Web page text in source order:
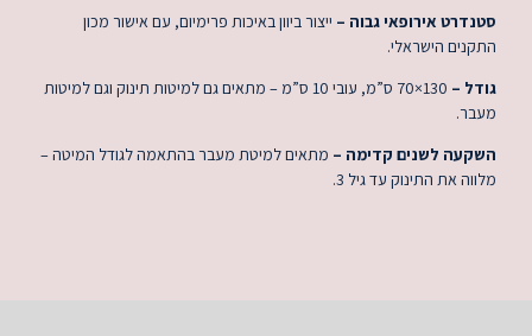
סטנדרט אירופאי גבוה – ייצור ביוון באיכות פרימיום, עם אישור מכון
התקנים הישראלי.
גודל –
130×70 ס”מ, עובי 10 ס”מ – מתאים גם למיטות תינוק וגם למיטות
מעבר.
השקעה לשנים קדימה – מתאים למיטת מעבר בהתאמה לגודל המיטה –
מלווה את התינוק עד גיל 3.